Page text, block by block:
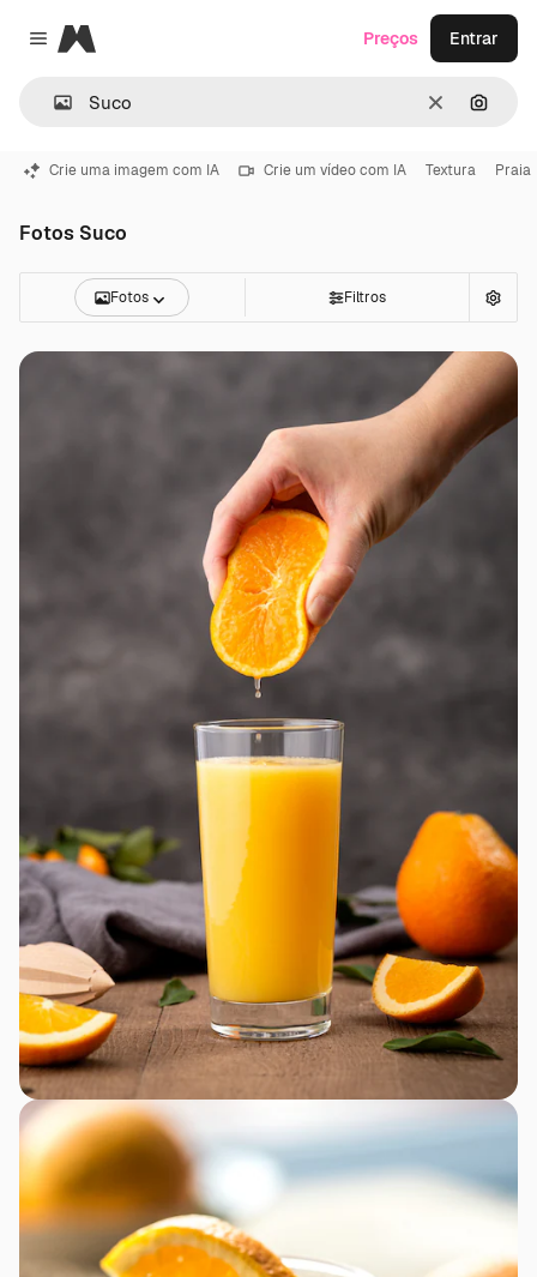
Close menu
Magnific
Limpar
Preços Entrar
Crie uma imagem com IA Crie um vídeo com IA Textura Praia
Fotos Suco
Fotos Filtros